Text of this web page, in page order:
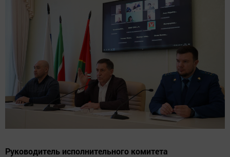
Руководитель исполнительного комитета